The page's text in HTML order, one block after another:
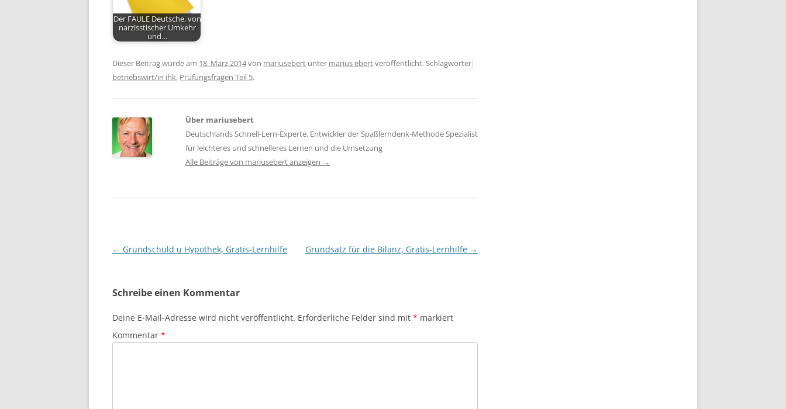
Der FAULE Deutsche, von
narzisstischer Umkehr
und…
Dieser Beitrag wurde am 18. März 2014von mariusebert unter marius ebertveröffentlicht. Schlagwörter:
betriebswirt/in ihk, Prüfungsfragen Teil 5.
Über mariusebert
Deutschlands Schnell-Lern-Experte, Entwickler der Spaßlerndenk-Methode Spezialist
für leichteres und schnelleres Lernen und die Umsetzung
Alle Beiträge von mariusebert anzeigen →
Beitragsnavigation
← Grundschuld u Hypothek, Gratis-Lernhilfe Grundsatz für die Bilanz, Gratis-Lernhilfe →
Schreibe einen Kommentar
Deine E-Mail-Adresse wird nicht veröffentlicht. Erforderliche Felder sind mit * markiert
Kommentar *